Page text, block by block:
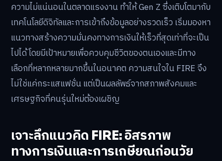
ความไม่แน่นอนในตลาดแรงงาน ทำให้ Gen Z ซึ่งเติบโตมากับ
เทคโนโลยีดิจิทัลและการเข้าถึงข้อมูลอย่างรวดเร็ว เริ่มมองหา
แนวทางสร้างความมั่นคงทางการเงินให้เร็วที่สุดเท่าที่จะเป็น
ไปได้ โดยมีเป้าหมายเพื่อควบคุมชีวิตของตนเองและมีทาง
เลือกที่หลากหลายมากขึ้นในอนาคต ความสนใจใน FIRE จึง
ไม่ใช่แค่กระแสแฟชั่น แต่เป็นผลลัพธ์จากสภาพสังคมและ
เศรษฐกิจที่คนรุ่นใหม่ต้องเผชิญ
เจาะลึกแนวคิด FIRE: อิสรภาพ
ทางการเงินและการเกษียณก่อนวัย